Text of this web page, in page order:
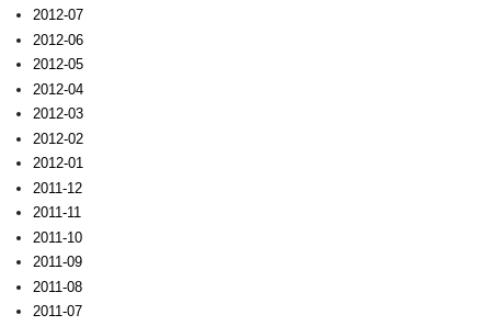
2012-07
2012-06
2012-05
2012-04
2012-03
2012-02
2012-01
2011-12
2011-11
2011-10
2011-09
2011-08
2011-07